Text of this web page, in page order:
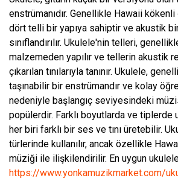
enstrümanıdır. Genellikle Hawaii
dört telli bir yapıya sahiptir ve akustik
sınıflandırılır. Ukulele'nin telleri,
malzemeden yapılır ve tellerin akustik
çıkarılan tınılarıyla tanınır. Ukulele,
taşınabilir bir enstrümandır ve kolay
nedeniyle başlangıç seviyesindeki
popülerdir. Farklı boyutlarda ve tiplerde
her biri farklı bir ses ve tını üretebilir.
türlerinde kullanılır, ancak özellikle
müziği ile ilişkilendirilir. En uygun
https://www.yonkamuzikmarket.com/